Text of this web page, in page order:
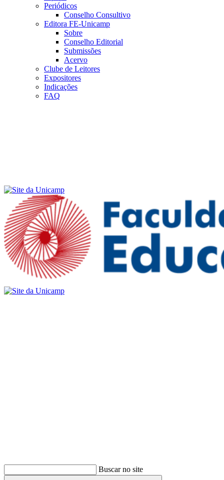
Periódicos
Conselho Consultivo
Editora FE-Unicamp
Sobre
Conselho Editorial
Submissões
Acervo
Clube de Leitores
Expositores
Indicações
FAQ
Buscar no site